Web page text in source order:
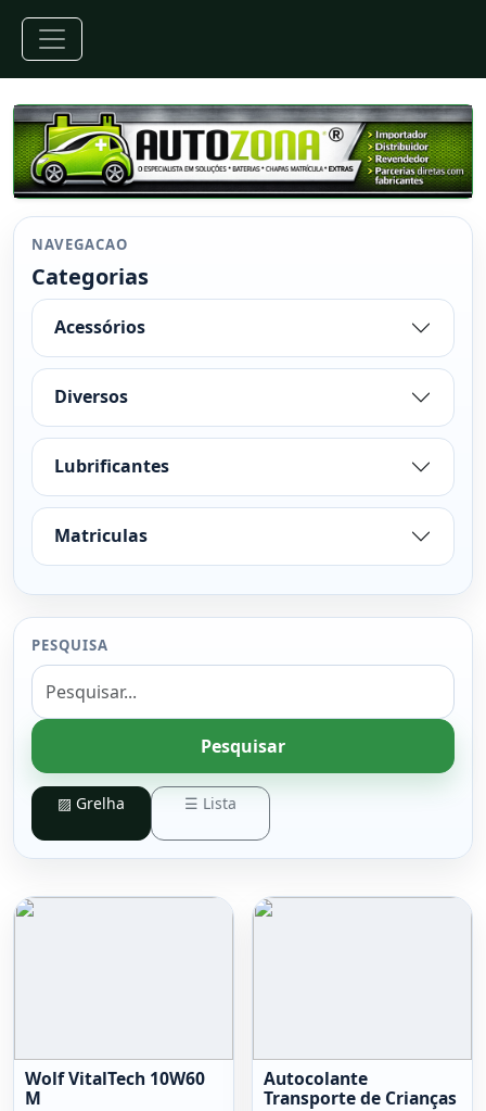
NAVEGACAO
Categorias
Acessórios
Diversos
Lubrificantes
Matriculas
PESQUISA
Pesquisar
▨ Grelha ☰ Lista
Wolf VitalTech 10W60
M
Autocolante
Transporte de Crianças